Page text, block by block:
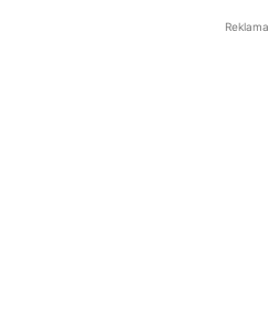
Reklama